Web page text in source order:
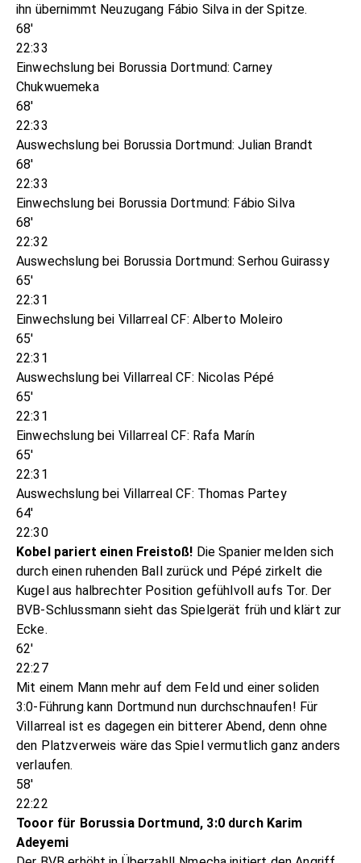
ihn übernimmt Neuzugang Fábio Silva in der Spitze.
68'
22:33
Einwechslung bei Borussia Dortmund: Carney
Chukwuemeka
68'
22:33
Auswechslung bei Borussia Dortmund: Julian Brandt
68'
22:33
Einwechslung bei Borussia Dortmund: Fábio Silva
68'
22:32
Auswechslung bei Borussia Dortmund: Serhou Guirassy
65'
22:31
Einwechslung bei Villarreal CF: Alberto Moleiro
65'
22:31
Auswechslung bei Villarreal CF: Nicolas Pépé
65'
22:31
Einwechslung bei Villarreal CF: Rafa Marín
65'
22:31
Auswechslung bei Villarreal CF: Thomas Partey
64'
22:30
Kobel pariert einen Freistoß! Die Spanier melden sich
durch einen ruhenden Ball zurück und Pépé zirkelt die
Kugel aus halbrechter Position gefühlvoll aufs Tor. Der
BVB-Schlussmann sieht das Spielgerät früh und klärt zur
Ecke.
62'
22:27
Mit einem Mann mehr auf dem Feld und einer soliden
3:0-Führung kann Dortmund nun durchschnaufen! Für
Villarreal ist es dagegen ein bitterer Abend, denn ohne
den Platzverweis wäre das Spiel vermutlich ganz anders
verlaufen.
58'
22:22
Tooor für Borussia Dortmund, 3:0 durch Karim
Adeyemi